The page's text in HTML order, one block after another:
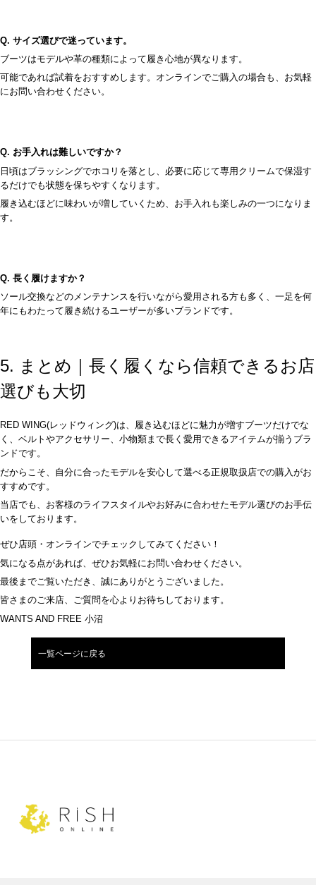
Q. サイズ選びで迷っています。
ブーツはモデルや革の種類によって履き心地が異なります。
可能であれば試着をおすすめします。オンラインでご購入の場合も、お気軽
にお問い合わせください。
Q. お手入れは難しいですか？
日頃はブラッシングでホコリを落とし、必要に応じて専用クリームで保湿す
るだけでも状態を保ちやすくなります。
履き込むほどに味わいが増していくため、お手入れも楽しみの一つになりま
す。
Q. 長く履けますか？
ソール交換などのメンテナンスを行いながら愛用される方も多く、一足を何
年にもわたって履き続けるユーザーが多いブランドです。
5. まとめ｜長く履くなら信頼できるお店
選びも大切
RED WING(レッドウィング)は、履き込むほどに魅力が増すブーツだけでな
く、ベルトやアクセサリー、小物類まで長く愛用できるアイテムが揃うブラ
ンドです。
だからこそ、自分に合ったモデルを安心して選べる正規取扱店での購入がお
すすめです。
当店でも、お客様のライフスタイルやお好みに合わせたモデル選びのお手伝
いをしております。
ぜひ店頭・オンラインでチェックしてみてください！
気になる点があれば、ぜひお気軽にお問い合わせください。
最後までご覧いただき、誠にありがとうございました。
皆さまのご来店、ご質問を心よりお待ちしております。
WANTS AND FREE 小沼
一覧ページに戻る